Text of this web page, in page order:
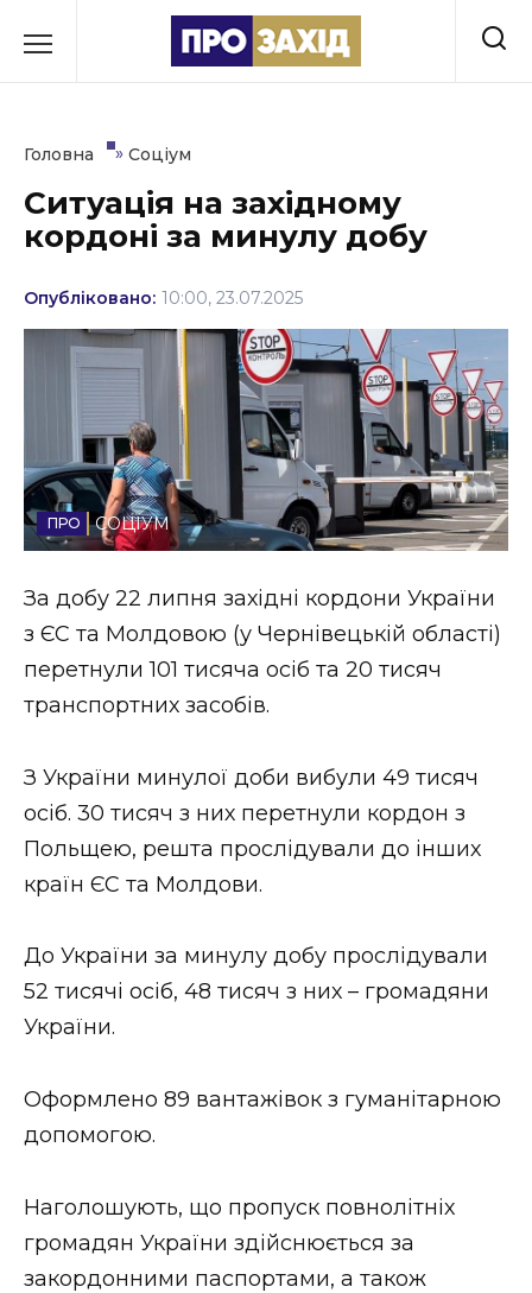
до
Культура
Освіта
Події
Політика
Соціум
Спорт
Стиль життя
Втрачений Ужгород
Втрачений Ужгород (відеоверсія)
ЗАКАРПАТСЬКІ НОВИНИ
НОВИНИ ЗАХІДНОЇ УКРАЇНИ
ФОТО
Головна » Соціум
Ситуація на західному
кордоні за минулу добу
Опубліковано: 10:00, 23.07.2025
СОЦІУМ
За добу 22 липня західні кордони України
з ЄС та Молдовою (у Чернівецькій області)
перетнули 101 тисяча осіб та 20 тисяч
транспортних засобів.
З України минулої доби вибули 49 тисяч
осіб. 30 тисяч з них перетнули кордон з
Польщею, решта прослідували до інших
країн ЄС та Молдови.
До України за минулу добу прослідували
52 тисячі осіб, 48 тисяч з них – громадяни
України.
Оформлено 89 вантажівок з гуманітарною
допомогою.
Наголошують, що пропуск повнолітніх
громадян України здійснюється за
закордонними паспортами, а також